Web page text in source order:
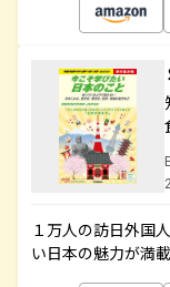
１万人の訪日外国
い日本の魅力が満